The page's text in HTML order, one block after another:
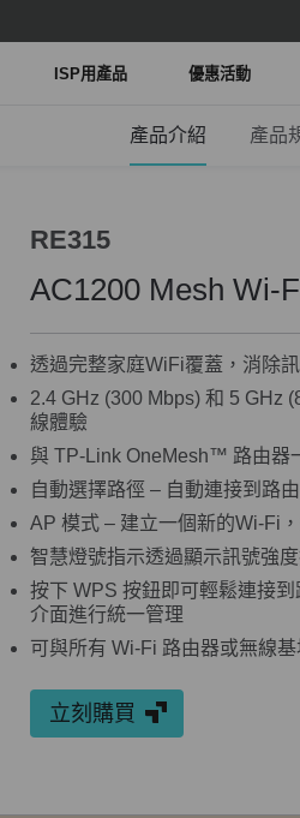
ISP用產品 優惠活動
產品介紹 產品
RE315
AC1200 Mesh Wi-
透過完整家庭WiFi覆蓋，消除
2.4 GHz (300 Mbps) 和 5 GHz
線體驗
與 TP-Link OneMesh™ 路由器
自動選擇路徑 – 自動連接到路
AP 模式 – 建立一個新的Wi-Fi
智慧燈號指示透過顯示訊號強
按下 WPS 按鈕即可輕鬆連接
介面進行統一管理
可與所有 Wi-Fi 路由器或無線
立刻購買